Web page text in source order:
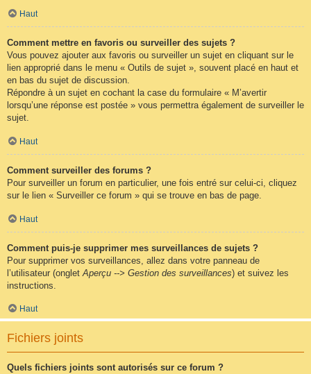
Haut
Comment mettre en favoris ou surveiller des sujets ?
Vous pouvez ajouter aux favoris ou surveiller un sujet en cliquant sur le
lien approprié dans le menu « Outils de sujet », souvent placé en haut et
en bas du sujet de discussion.
Répondre à un sujet en cochant la case du formulaire « M’avertir
lorsqu’une réponse est postée » vous permettra également de surveiller le
sujet.
Haut
Comment surveiller des forums ?
Pour surveiller un forum en particulier, une fois entré sur celui-ci, cliquez
sur le lien « Surveiller ce forum » qui se trouve en bas de page.
Haut
Comment puis-je supprimer mes surveillances de sujets ?
Pour supprimer vos surveillances, allez dans votre panneau de
l’utilisateur (onglet Aperçu --> Gestion des surveillances) et suivez les
instructions.
Haut
Fichiers joints
Quels fichiers joints sont autorisés sur ce forum ?